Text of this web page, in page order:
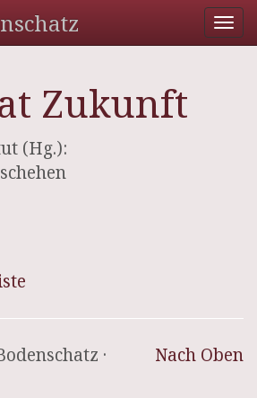
Zukunft
(Hg.):
Nach Oben
·